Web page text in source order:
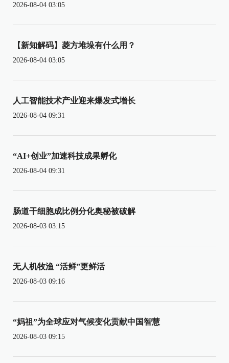
2026-08-04 03:05
【新知解码】菱方堆垛有什么用？
2026-08-04 03:05
人工智能技术产业迎来爆发式增长
2026-08-04 09:31
“AI+创业”加速科技成果孵化
2026-08-04 09:31
肠道干细胞成比例分化奥秘被破解
2026-08-03 03:15
无人机牧渔 “活鲜”更鲜活
2026-08-03 09:16
“妈祖”为全球应对气候变化贡献中国智慧
2026-08-03 09:15